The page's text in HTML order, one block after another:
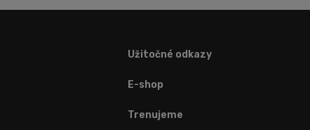
Užitočné odkazy
E-shop
Trenujeme